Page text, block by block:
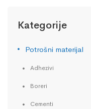
Kategorije
Potrošni materijal
Adhezivi
Boreri
Cementi